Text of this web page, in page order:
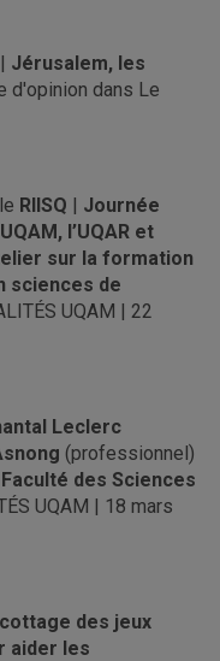
Jérusalem, les
d'opinion dans Le
RIISQ | Journée
l’UQAR et
sur la formation
sciences de
UQAM | 22
Leclerc
(professionnel)
des Sciences
UQAM | 18 mars
des jeux
aider les